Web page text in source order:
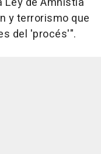
y terrorismo que
del 'procés'".